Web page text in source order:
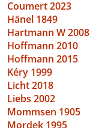
Coumert 2023
Hänel 1849
Hartmann W 2008
Hoffmann 2010
Hoffmann 2015
Kéry 1999
Licht 2018
Liebs 2002
Mommsen 1905
Mordek 1995